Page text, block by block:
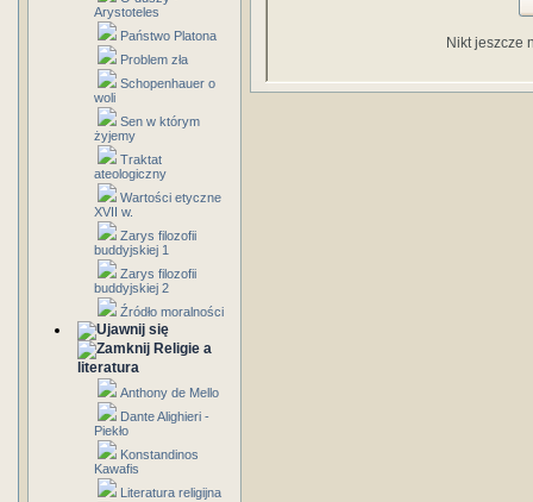
Arystoteles
Państwo Platona
Problem zła
Schopenhauer o
woli
Sen w którym
żyjemy
Traktat
ateologiczny
Wartości etyczne
XVII w.
Zarys filozofii
buddyjskiej 1
Zarys filozofii
buddyjskiej 2
Źródło moralności
Religie a
literatura
Anthony de Mello
Dante Alighieri -
Piekło
Konstandinos
Kawafis
Literatura religijna
Nikt jeszcze